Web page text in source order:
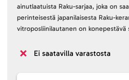
ainutlaatuista Raku-sarjaa, joka on
perinteisestä japanilaisesta Raku-
vitroposliinilautanen on konepestävä
Ei saatavilla varastosta